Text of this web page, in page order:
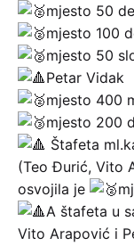
mjesto 50
mjesto 100
mjesto 50
Petar Vidak
mjesto 400
mjesto 200
Štafeta
(Teo Đurić, Vito
osvojila je
A štafeta u
Vito Arapović i